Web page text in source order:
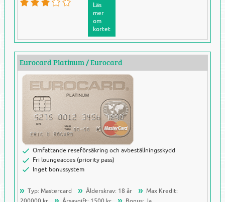
Läs
mer
om
kortet
Eurocard Platinum/Eurocard
Omfattande reseförsäkring och avbeställningsskydd
Fri loungeacces (priority pass)
Inget bonussystem
Typ: Mastercard Ålderskrav: 18 år
Max Kredit: